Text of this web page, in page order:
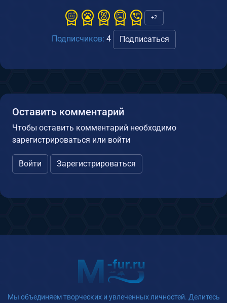
+2
Подписчиков: 4 Подписаться
Оставить комментарий
Чтобы оставить комментарий необходимо
зарегистрироваться или войти
Войти Зарегистрироваться
Мы объединяем творческих и увлеченных личностей. Делитесь